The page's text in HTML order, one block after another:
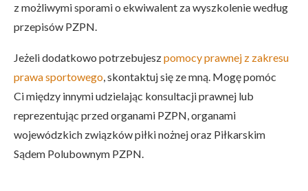
z możliwymi sporami o ekwiwalent za wyszkolenie według
przepisów PZPN.
Jeżeli dodatkowo potrzebujeszpomocy prawnej z zakresu
prawa sportowego, skontaktuj się ze mną. Mogę pomóc
Ci między innymi udzielając konsultacji prawnej lub
reprezentując przed organami PZPN, organami
wojewódzkich związków piłki nożnej oraz Piłkarskim
Sądem Polubownym PZPN.